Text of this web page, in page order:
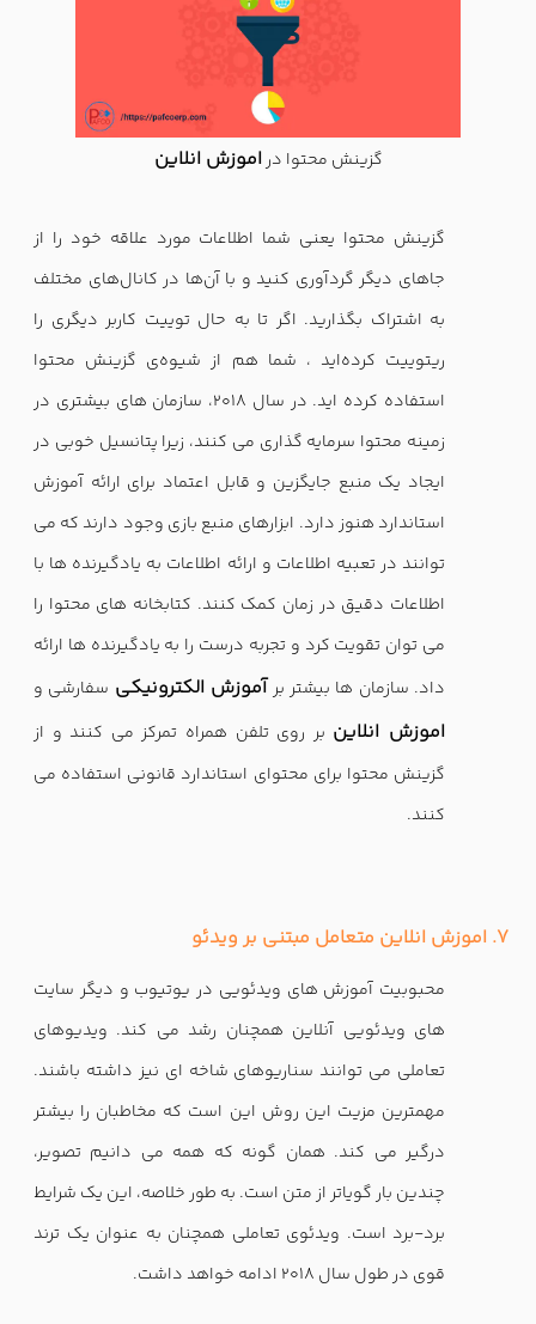
گزینش محتوا دراموزش انلاین
گزینش محتوا یعنی شما اطلاعات مورد علاقه خود را از
جاهای دیگر گردآوری کنید و با آن‌ها در کانال‌های مختلف
به اشتراک بگذارید. اگر تا به‌ حال توییت کاربر دیگری را
ریتوییت کرده‌اید ، شما هم از شیوه‌ی گزینش محتوا
استفاده کرده اید. در سال 2018، سازمان های بیشتری در
زمینه محتوا سرمایه گذاری می کنند، زیرا پتانسیل خوبی در
ایجاد یک منبع جایگزین و قابل اعتماد برای ارائه آموزش
استاندارد هنوز دارد. ابزارهای منبع بازی وجود دارند که می
توانند در تعبیه اطلاعات و ارائه اطلاعات به یادگیرنده ها با
اطلاعات دقیق در زمان کمک کنند. کتابخانه های محتوا را
می توان تقویت کرد و تجربه درست را به یادگیرنده ها ارائه
داد. سازمان ها بیشتر بر آموزش الکترونیکی سفارشی و
اموزش انلاین بر روی تلفن همراه تمرکز می کنند و از
گزینش محتوا برای محتوای استاندارد قانونی استفاده می
کنند.
7. اموزش انلاین متعامل مبتنی بر ویدئو
محبوبیت آموزش های ویدئویی در یوتیوب و دیگر سایت
های ویدئویی آنلاین همچنان رشد می کند. ویدیوهای
تعاملی می توانند سناریوهای شاخه ای نیز داشته باشند.
مهمترین مزیت این روش این است که مخاطبان را بیشتر
درگیر می کند. همان گونه که همه می دانیم تصویر،
چندین بار گویاتر از متن است. به طور خلاصه، این یک شرایط
برد-برد است. ویدئوی تعاملی همچنان به عنوان یک ترند
قوی در طول سال 2018 ادامه خواهد داشت.